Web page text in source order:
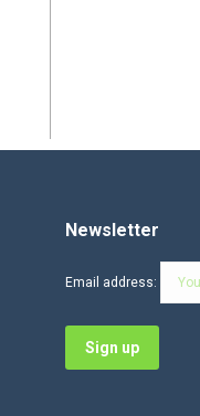
Newsletter
Email address: